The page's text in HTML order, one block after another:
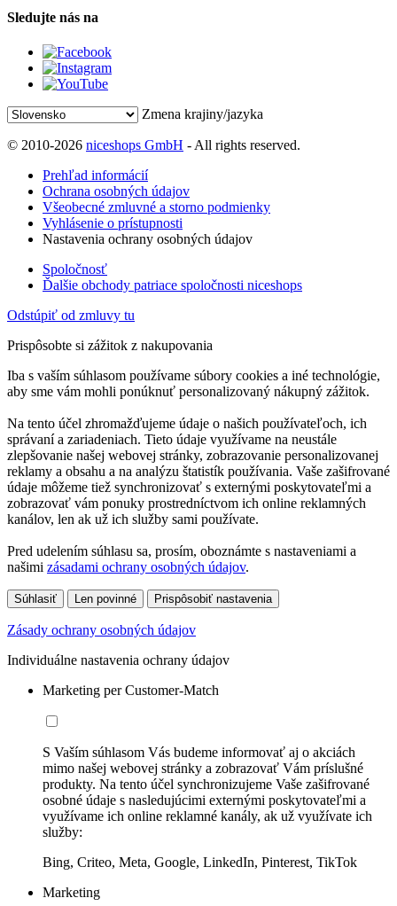
Sledujte nás na
Zmena krajiny/jazyka
© 2010-2026 niceshops GmbH - All rights reserved.
Prehľad informácií
Ochrana osobných údajov
Všeobecné zmluvné a storno podmienky
Vyhlásenie o prístupnosti
Nastavenia ochrany osobných údajov
Spoločnosť
Ďalšie obchody patriace spoločnosti niceshops
Odstúpiť od zmluvy tu
Prispôsobte si zážitok z nakupovania
Iba s vaším súhlasom používame súbory cookies a iné technológie,
aby sme vám mohli ponúknuť personalizovaný nákupný zážitok.
Na tento účel zhromažďujeme údaje o našich používateľoch, ich
správaní a zariadeniach. Tieto údaje využívame na neustále
zlepšovanie našej webovej stránky, zobrazovanie personalizovanej
reklamy a obsahu a na analýzu štatistík používania. Vaše zašifrované
údaje môžeme tiež synchronizovať s externými poskytovateľmi a
zobrazovať vám ponuky prostredníctvom ich online reklamných
kanálov, len ak už ich služby sami používate.
Pred udelením súhlasu sa, prosím, oboznámte s nastaveniami a
našimi zásadami ochrany osobných údajov.
Súhlasiť Len povinné Prispôsobiť nastavenia
Zásady ochrany osobných údajov
Individuálne nastavenia ochrany údajov
Marketing per Customer-Match
S Vaším súhlasom Vás budeme informovať aj o akciách
mimo našej webovej stránky a zobrazovať Vám príslušné
produkty. Na tento účel synchronizujeme Vaše zašifrované
osobné údaje s nasledujúcimi externými poskytovateľmi a
využívame ich online reklamné kanály, ak už využívate ich
služby:
Bing, Criteo, Meta, Google, LinkedIn, Pinterest, TikTok
Marketing